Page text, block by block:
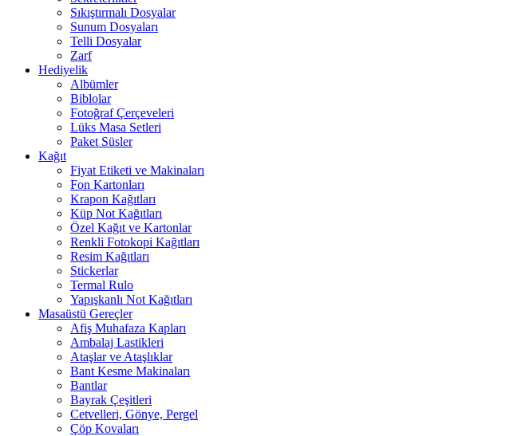
Sıkıştırmalı Dosyalar
Sunum Dosyaları
Telli Dosyalar
Zarf
Hediyelik
Albümler
Biblolar
Fotoğraf Çerçeveleri
Lüks Masa Setleri
Paket Süsler
Kağıt
Fiyat Etiketi ve Makinaları
Fon Kartonları
Krapon Kağıtları
Küp Not Kağıtları
Özel Kağıt ve Kartonlar
Renkli Fotokopi Kağıtları
Resim Kağıtları
Stickerlar
Termal Rulo
Yapışkanlı Not Kağıtları
Masaüstü Gereçler
Afiş Muhafaza Kapları
Ambalaj Lastikleri
Ataşlar ve Ataşlıklar
Bant Kesme Makinaları
Bantlar
Bayrak Çeşitleri
Cetvelleri, Gönye, Pergel
Çöp Kovaları